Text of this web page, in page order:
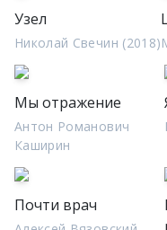
Узел
Николай Свечин (2018)
Мы отражение
Антон Романович
Каширин
Почти врач